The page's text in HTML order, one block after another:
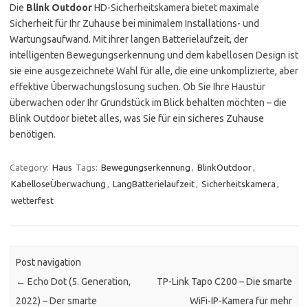
Die Blink OutdoorHD-Sicherheitskamera bietet maximale
Sicherheit für Ihr Zuhause bei minimalem Installations- und
Wartungsaufwand. Mit ihrer langen Batterielaufzeit, der
intelligenten Bewegungserkennung und dem kabellosen Design ist
sie eine ausgezeichnete Wahl für alle, die eine unkomplizierte, aber
effektive Überwachungslösung suchen. Ob Sie Ihre Haustür
überwachen oder Ihr Grundstück im Blick behalten möchten – die
Blink Outdoor bietet alles, was Sie für ein sicheres Zuhause
benötigen.
Category: Haus Tags: Bewegungserkennung , BlinkOutdoor,
KabelloseÜberwachung , LangBatterielaufzeit, Sicherheitskamera ,
wetterfest
Post navigation
← Echo Dot (5. Generation,
2022) – Der smarte
TP-Link Tapo C200 – Die smarte
WiFi-IP-Kamera für mehr